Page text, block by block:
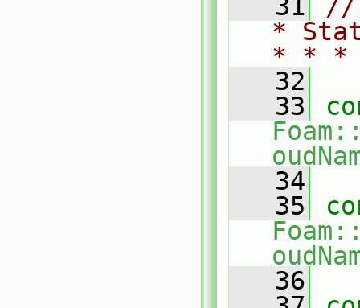
   31
//
*
* *
   32
   33
   34
   35
   36